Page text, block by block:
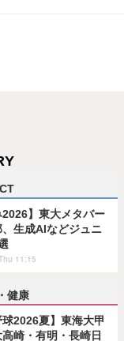
2026】東大メタバー
、生成AIなどジュニ
11:15
健康
球2026夏】東海大甲
崎・有明・長崎日